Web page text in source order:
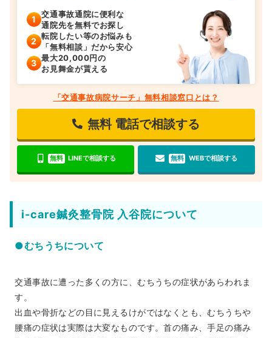
交通事故通院に便利な
通院先を無料でお探し
転院したい等のお悩みも
「無料相談」だから安心
最大20,000円の
お見舞金が貰える
「交通事故病院サーチ」無料相談窓口とは？
無料 電話で相談する
無料 LINEで相談する 無料 WEBで相談する
i-care鍼灸整骨院 入谷院について
●むちうちについて
交通事故に遭った多くの方に、むちうちの症状があらわれま
す。
出血や骨折などの目に見えるけがではなくとも、むちうちや
腰痛の症状は実際は大変なものです。首の痛み、手足の痛み